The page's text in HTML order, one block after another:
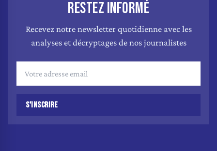
RESTEZ INFORMÉ
Recevez notre newsletter quotidienne avec les
analyses et décryptages de nos journalistes
S'INSCRIRE